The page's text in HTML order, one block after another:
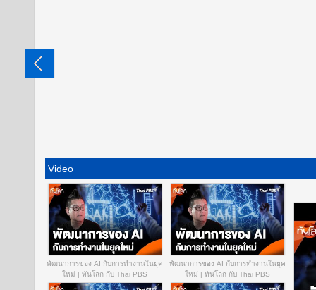
Video
พัฒนาการของ AI กับการทำงานในยุค
ใหม่ | ทันโลก กับ Thai PBS
พัฒนาการของ AI กับการทำงานในยุค
ใหม่ | ทันโลก กับ Thai PBS